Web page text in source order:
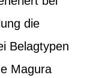
die
Belagtypen
Magura